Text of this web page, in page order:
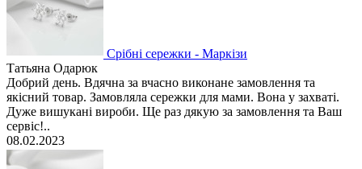
Срібні сережки - Маркізи
Татьяна Одарюк
Добрий день. Вдячна за вчасно виконане замовлення та
якісний товар. Замовляла сережки для мами. Вона у захваті.
Дуже вишукані вироби. Ще раз дякую за замовлення та Ваш
сервіс!..
08.02.2023